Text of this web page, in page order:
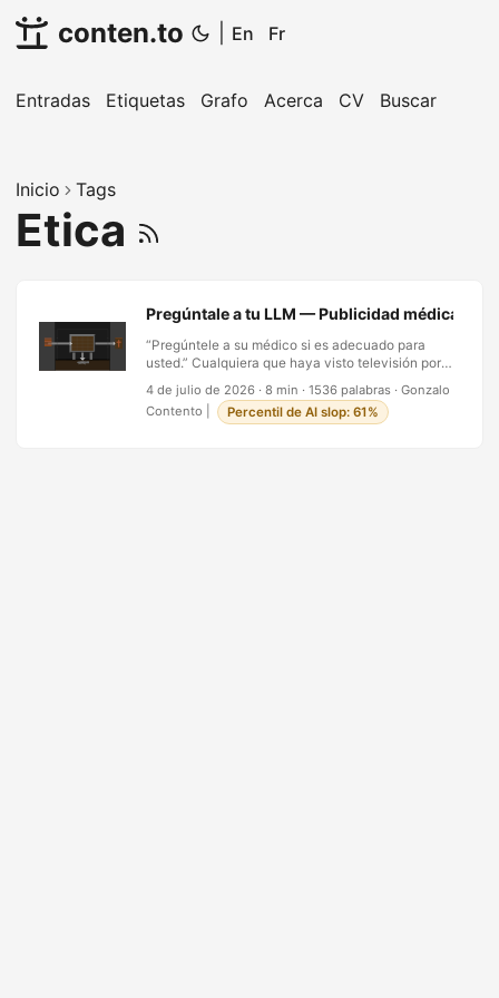
conten.to En Fr
Entradas Etiquetas Grafo Acerca CV Buscar
Inicio Tags
Etica
Pregúntale a tu LLM — Publicidad médica,
“Pregúntele a su médico si es adecuado para
usted.” Cualquiera que haya visto televisión por
cable estadounidense conoce la fórmula de
memoria. Suena a prudencia, pero léela despacio
y es un guion: aquí hay una sensación que quizás
4 de julio de 2026 · 8 min · 1536 palabras · Gonzalo
Contento
Percentil de AI slop: 61%